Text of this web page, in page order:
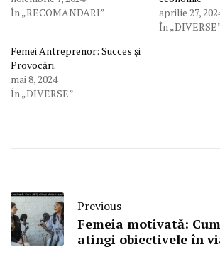
În „RECOMANDARI”
aprilie 27,
În
Femei Antreprenor: Succes și
Provocări.
mai 8, 2024
În „DIVERSE”
Previous
Femeia motivată:
atingi obiectivele în